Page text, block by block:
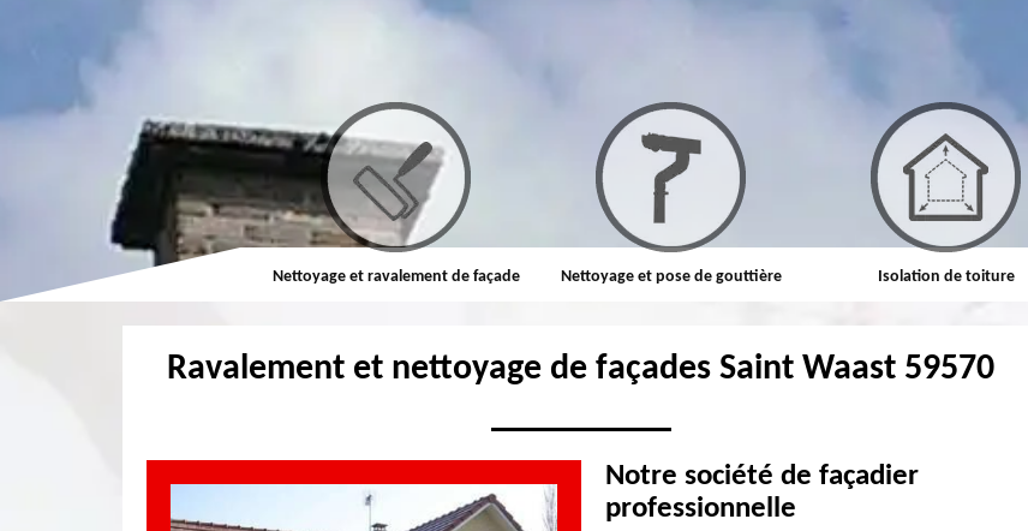
Couvreur Nettoyage et ravalement de façade Nettoyage et pose de gouttière Isolation de toiture
Ravalement et nettoyage de façades Saint Waast 59570
Notre société de façadier
professionnelle